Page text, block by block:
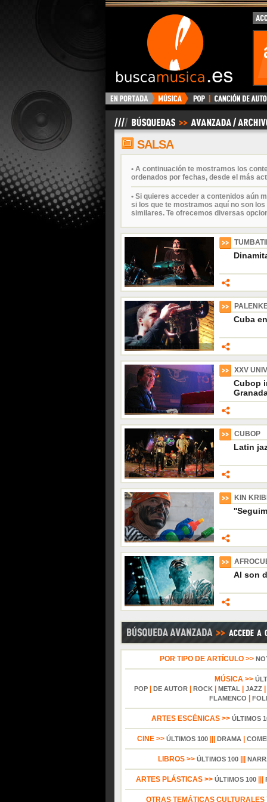
BuscaMusica.es
SALSA
• A continuación te mostramos los
ordenados por fechas, desde el más
• Si quieres acceder a contenidos aún
si los que te mostramos aquí no son
similares. Te ofrecemos diversas
Cuba
XXV
Cubop
CUBOP
Latin
KIN
Al son
POR TIPO DE ARTÍCULO >>
MÚSICA >>
POP| DE AUTOR| ROCK| METAL| JAZZ|
FLAMENCO
ARTES ESCÉNICAS >> ÚLTIMOS
CINE >> ÚLTIMOS 100 DRAMA
LIBROS >> ÚLTIMOS 100
ARTES PLÁSTICAS >> ÚLTIMOS 100
OTRAS TEMÁTICAS CULTURALES